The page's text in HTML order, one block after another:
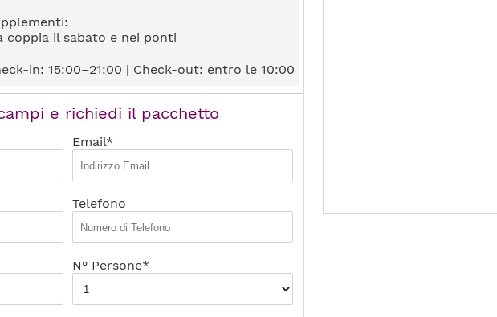
coppia il sabato e nei ponti
in: 15:00–21:00 | Check-out: entro le 10:00
e richiedi il pacchetto
Email*
Telefono
N° Persone*